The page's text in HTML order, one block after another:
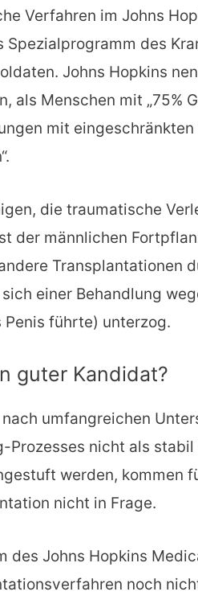
Verfahren im Johns
Spezialprogramm des
Johns Hopkins
als Menschen mit „75%
mit
die traumatische
der männlichen
Transplantationen
einer Behandlung
Penis führte) unterzog.
guter Kandidat?
umfangreichen
Prozesses nicht als
werden, kommen
nicht in Frage.
des Johns Hopkins
noch